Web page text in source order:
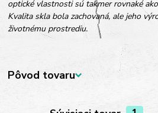
optické vlastnosti sú takmer rovnaké
Kvalita skla bola zachovaná, ale jeho
životnému prostrediu.
Pôvod tovaru